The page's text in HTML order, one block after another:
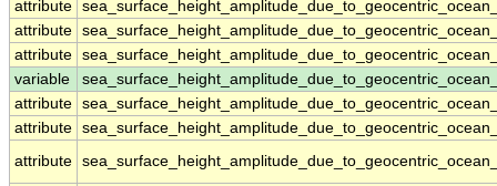
attribute
attribute
attribute
variable
attribute
attribute
attribute